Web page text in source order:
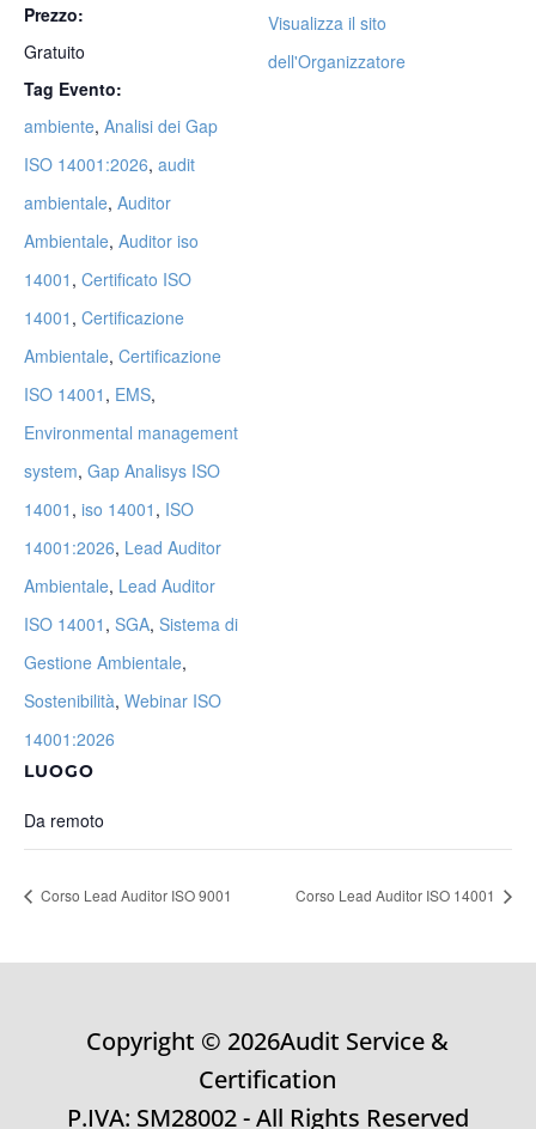
Prezzo:
Gratuito
Tag Evento:
ambiente, Analisi dei Gap
ISO 14001:2026, audit
ambientale, Auditor
Ambientale, Auditor iso
14001 , Certificato ISO
14001 , Certificazione
Ambientale, Certificazione
ISO 14001 , EMS,
Environmental management
system, Gap Analisys ISO
14001 , iso 14001 , ISO
14001:2026, Lead Auditor
Ambientale, Lead Auditor
ISO 14001 , SGA, Sistema di
Gestione Ambientale,
Sostenibilità, Webinar ISO
14001:2026
LUOGO
Da remoto
Visualizza il sito
dell'Organizzatore
Corso Lead Auditor ISO 9001 Corso Lead Auditor ISO 14001
Copyright © 2026Audit Service &
Certification
P.IVA: SM28002 - All Rights Reserved